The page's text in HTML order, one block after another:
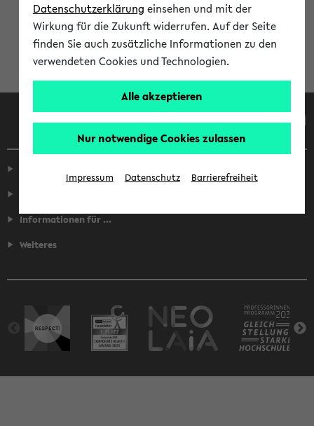
Anmeldung am eKVV
Informationen für ...
Weiteres
Datenschutzerklärung einsehen und mit der
Wirkung für die Zukunft widerrufen. Auf der Seite
finden Sie auch zusätzliche Informationen zu den
verwendeten Cookies und Technologien.
Alle akzeptieren
Nur notwendige Cookies zulassen
Impressum Datenschutz Barrierefreiheit